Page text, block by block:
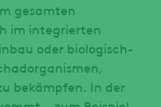
gesamten
im integrierten
oder biologisch-
bekämpfen. In der